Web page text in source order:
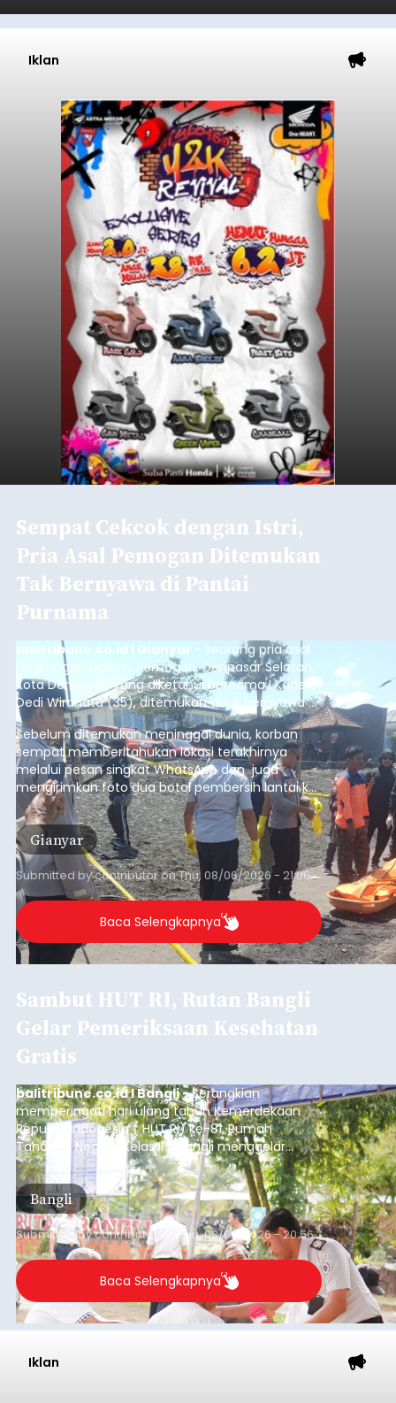
Iklan
Sempat Cekcok dengan Istri,
Pria Asal Pemogan Ditemukan
Tak Bernyawa di Pantai
Purnama
balitribune.co.id I Gianyar - Seorang pria asal
Lingkungan Dalem, Pemogan, Denpasar Selatan,
Kota Denpasar, yang diketahui bernama I Kadek
Dedi Wiranata (35), ditemukan tidak bernyawa di
pesisir Pantai Purnama, Sukawati.
Sebelum ditemukan meninggal dunia, korban
sempat memberitahukan lokasi terakhirnya
melalui pesan singkat WhatsApp dan juga
mengirimkan foto dua botol pembersih lantai ke
istrinya.
Gianyar
Submitted bycontributoronThu, 08/06/2026 - 21:06
Baca Selengkapnya
Sambut HUT RI, Rutan Bangli
Gelar Pemeriksaan Kesehatan
Gratis
balitribune.co.id I Bangli -Serangkian
memperingati hari ulang tahun Kemerdekaan
Republik Indonesia ( HUT RI) ke-81, Rumah
Tahanan Negara Kelas II B Bangli menggelar
kegiatan pemeriksaan kesehatan gratis, Rabu
(6/8/2026).
Bangli
Submitted bycontributor Thu, 08/06/2026 - 20:56
Baca Selengkapnya
Iklan